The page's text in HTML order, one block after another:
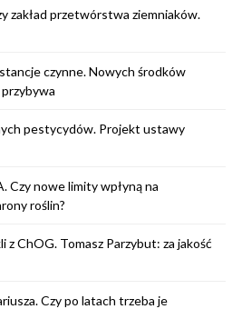
zakład przetwórstwa ziemniaków.
czynne. Nowych środków
pestycydów. Projekt ustawy
Czy nowe limity wpłyną na
roślin?
z ChOG. Tomasz Parzybut: za jakość
Czy po latach trzeba je